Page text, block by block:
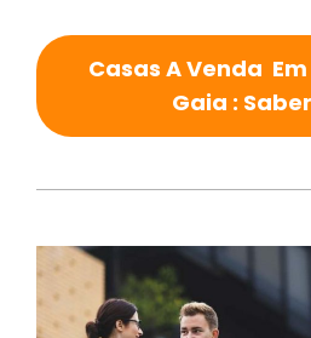
Casas A Venda
Gaia :